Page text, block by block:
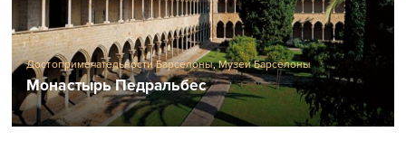
Достопримечательности Барселоны,Музеи Барселоны
Монастырь Педральбес